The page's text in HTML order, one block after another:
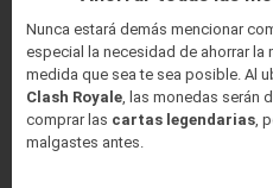
Nunca estará demás mencionar
especial la necesidad de ahorrar la
medida que sea te sea posible. Al
Clash Royale, las monedas serán
comprar las cartas legendarias,
malgastes antes.